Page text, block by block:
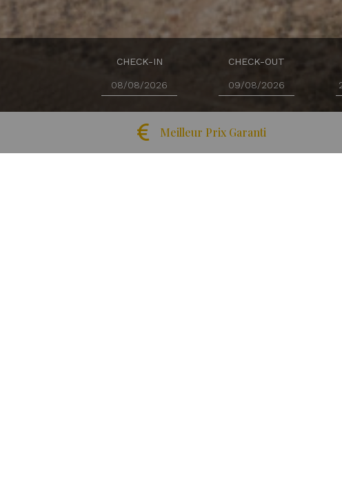
CHECK-IN CHECK-OUT
Meilleur Prix Garanti